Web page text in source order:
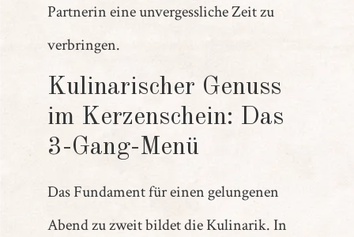
Partnerin eine unvergessliche Zeit zu
verbringen.
Kulinarischer Genuss
im Kerzenschein: Das
3-Gang-Menü
Das Fundament für einen gelungenen
Abend zu zweit bildet die Kulinarik. In